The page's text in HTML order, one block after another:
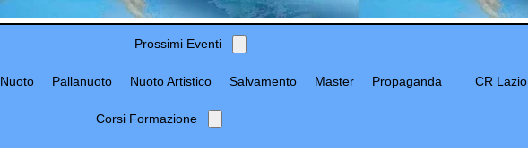
Prossimi Eventi
Nuoto Pallanuoto Nuoto Artistico Salvamento Master Propaganda CR Lazio
Corsi Formazione